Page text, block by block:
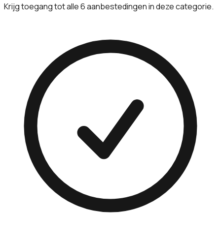
Krijg toegang tot alle 6 aanbestedingen in deze categorie.